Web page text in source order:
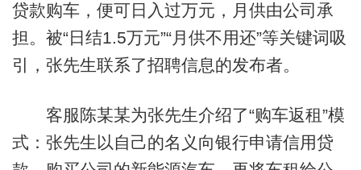
贷款购车，便可日入过万元，月供由公司承
担。被“日结1.5万元”“月供不用还”等关键词吸
引，张先生联系了招聘信息的发布者。
客服陈某某为张先生介绍了“购车返租”模
式：张先生以自己的名义向银行申请信用贷